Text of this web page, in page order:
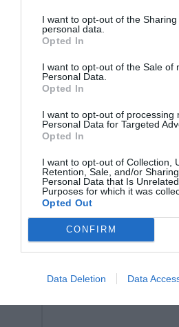
I want to opt-out of the
personal data.
Opted In
I want to opt-out of the Sale of
Personal Data.
Opted In
I want to opt-out of processing
Personal Data for Targeted
Opted In
I want to opt-out of Collection,
Retention, Sale, and/or
Personal Data that Is
Purposes for which it was
Opted Out
CONFIRM
Data Deletion Data
νούμερο ένα επιλογή για
συνδυάζει τη διασκέδαση με
Σχετικά